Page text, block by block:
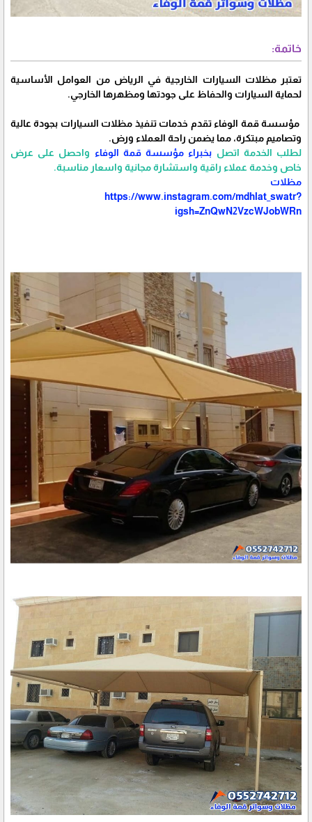
خاتمة:
تعتبر مظلات السيارات الخارجية في الرياض من العوامل الأساسية
لحماية السيارات والحفاظ على جودتها ومظهرها الخارجي.
مؤسسة قمة الوفاء تقدم خدمات تنفيذ مظلات السيارات بجودة عالية
وتصاميم مبتكرة، مما يضمن راحة العملاء ورض.
لطلب الخدمة اتصل بخبراء مؤسسة قمة الوفاء واحصل على عرض
خاص وخدمة عملاء راقية واستشارة مجانية واسعار مناسبة.
مظلات
https://www.instagram.com/mdhlat_swatr?
igsh=ZnQwN2VzcWJobWRn